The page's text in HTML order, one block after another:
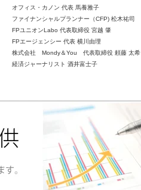
オフィス・カノン 代表 馬養雅子
ファイナンシャルプランナー（CFP) 松木祐司
FPユニオンLabo 代表取締役 宮越 肇
FPエージェンシー 代表 横川由理
株式会社 Mondy＆You 代表取締役 頼藤 太希
経済ジャーナリスト 酒井富士子